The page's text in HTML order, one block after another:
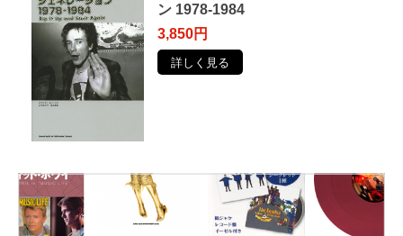
ン 1978-1984
3,850円
詳しく見る